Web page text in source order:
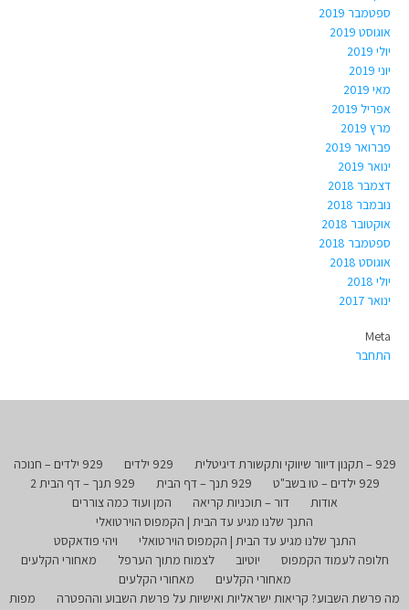
ספטמבר 2019
אוגוסט 2019
יולי 2019
יוני 2019
מאי 2019
אפריל 2019
מרץ 2019
פברואר 2019
ינואר 2019
דצמבר 2018
נובמבר 2018
אוקטובר 2018
ספטמבר 2018
אוגוסט 2018
יולי 2018
ינואר 2017
Meta
התחבר
929 – תקנון דיוור שיווקי ותקשורת דיגיטלית 929 ילדים
929 ילדים – חנוכה
929 ילדים – טו בשב"ט
929 תנך – דף הבית
929 תנך – דף הבית 2
אודות
דור – תוכניות קריאה
המן ועוד כמה צוררים
התנך שלנו מגיע עד הבית | הקמפוס הוירטואלי
התנך שלנו מגיע עד הבית | הקמפוס הוירטואלי
ויהי פודאקסט
חלופה לעמוד הקמפוס
יוטיוב לצמוח מתוך הערפל
מאחורי הקלעים
מאחורי הקלעים
מאחורי הקלעים
מה פרשת השבוע? קריאות ישראליות ואישיות על פרשת השבוע וההפטרה
מפות